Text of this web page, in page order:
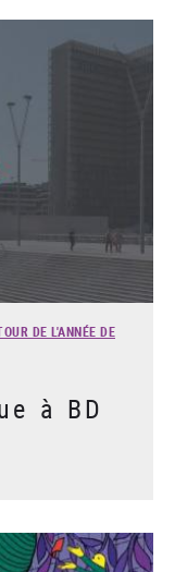
DE L'ANNÉE DE
à BD